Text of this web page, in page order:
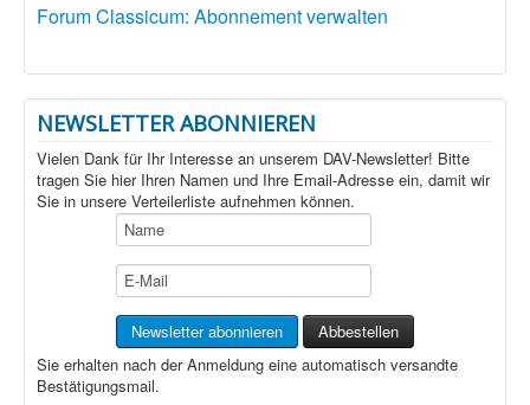
Forum Classicum: Abonnement verwalten
NEWSLETTER ABONNIEREN
Vielen Dank für Ihr Interesse an unserem DAV-Newsletter! Bitte
tragen Sie hier Ihren Namen und Ihre Email-Adresse ein, damit wir
Sie in unsere Verteilerliste aufnehmen können.
Sie erhalten nach der Anmeldung eine automatisch versandte
Bestätigungsmail.